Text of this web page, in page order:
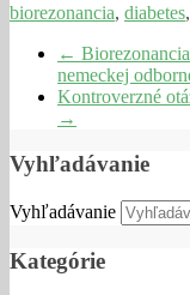
biorezonancia, diabetes,
←
nemeckej
Kontroverzné
→
Vyhľadávanie
Vyhľadávanie
Kategórie